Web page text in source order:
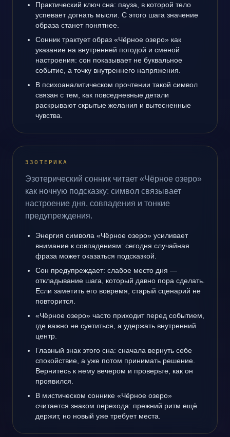
Практический ключ сна: пауза, в которой тело
успевает догнать мысли. С этого шага значение
образа станет понятнее.
Сонник трактует образ «Чёрное озеро» как
указание на внутренней погодой и сменой
настроения: сон показывает не буквальное
событие, а точку внутреннего напряжения.
В психоаналитическом прочтении такой символ
связан с тем, как повседневные детали
раскрывают скрытые желания и вытесненные
чувства.
ЭЗОТЕРИКА
Эзотерический сонник читает «Чёрное озеро»
как ночную подсказку: символ связывает
настроение дня, совпадения и тонкие
предупреждения.
Энергия символа «Чёрное озеро» усиливает
внимание к совпадениям: сегодня случайная
фраза может оказаться подсказкой.
Сон предупреждает: слабое место дня —
откладывание шага, который давно пора сделать.
Если заметить его вовремя, старый сценарий не
повторится.
«Чёрное озеро» часто приходит перед событием,
где важно не суетиться, а удержать внутренний
центр.
Главный знак этого сна: сначала вернуть себе
спокойствие, а уже потом принимать решение.
Вернитесь к нему вечером и проверьте, как он
проявился.
В мистическом соннике «Чёрное озеро»
считается знаком перехода: прежний ритм ещё
держит, но новый уже требует места.